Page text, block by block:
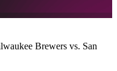
Brewers vs. San